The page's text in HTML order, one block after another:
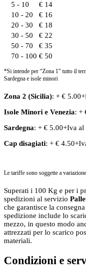
5 - 10
€ 14
10 - 20
€ 16
20 - 30
€ 18
30 - 50
€ 22
50 - 70
€ 35
70 - 100 € 50
*Si intende per “Zona 1” tutto il
Sardegna e isole minori
Zona 2 (Sicilia): + €
Isole Minori e Venezia: +
Sardegna: + € 5.00+Iva al
Cap disagiati: + €
Le tariffe sono soggette a
Superati i 100 Kg e per i
spedizioni al servizio
che garantisce la
spedizione include lo
mezzo, in questo modo
attrezzati per lo scarico
materiali.
Condizioni e